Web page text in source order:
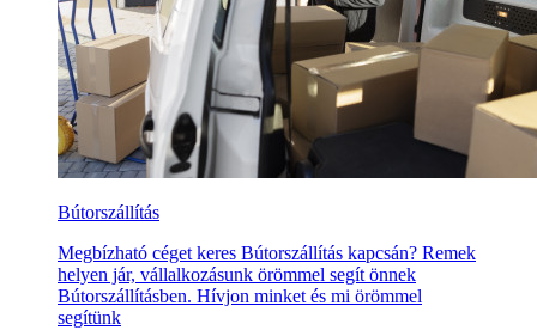
Bútorszállítás
Megbízható céget keres Bútorszállítás kapcsán? Remek
helyen jár, vállalkozásunk örömmel segít önnek
Bútorszállításben. Hívjon minket és mi örömmel
segítünk